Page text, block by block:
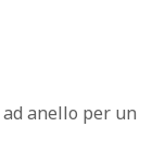
anello per un